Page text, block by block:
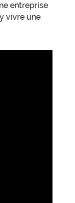
entreprise
vivre une